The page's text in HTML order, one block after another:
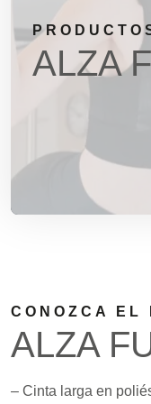
ALZA
CONOZCA EL
ALZA
– Cinta larga en